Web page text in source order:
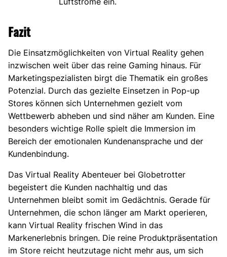
Fazit
Die Einsatzmöglichkeiten von Virtual Reality gehen
inzwischen weit über das reine Gaming hinaus. Für
Marketingspezialisten birgt die Thematik ein großes
Potenzial. Durch das gezielte Einsetzen in Pop-up
Stores können sich Unternehmen gezielt vom
Wettbewerb abheben und sind näher am Kunden. Eine
besonders wichtige Rolle spielt die Immersion im
Bereich der emotionalen Kundenansprache und der
Kundenbindung.
Das Virtual Reality Abenteuer bei Globetrotter
begeistert die Kunden nachhaltig und das
Unternehmen bleibt somit im Gedächtnis. Gerade für
Unternehmen, die schon länger am Markt operieren,
kann Virtual Reality frischen Wind in das
Markenerlebnis bringen. Die reine Produktpräsentation
im Store reicht heutzutage nicht mehr aus, um sich